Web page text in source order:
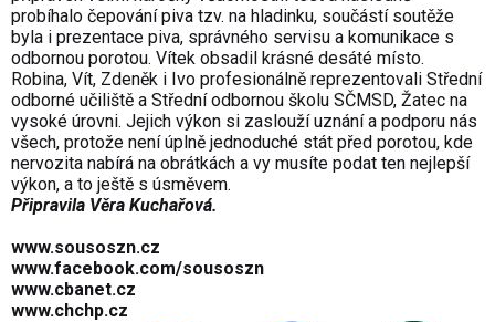
probíhalo čepování piva tzv. na hladinku, součástí soutěže
byla i prezentace piva, správného servisu a komunikace s
odbornou porotou. Vítek obsadil krásné desáté místo.
Robina, Vít, Zdeněk i Ivo profesionálně reprezentovali Střední
odborné učiliště a Střední odbornou školu SČMSD, Žatec na
vysoké úrovni. Jejich výkon si zaslouží uznání a podporu nás
všech, protože není úplně jednoduché stát před porotou, kde
nervozita nabírá na obrátkách a vy musíte podat ten nejlepší
výkon, a to ještě s úsměvem.
Připravila Věra Kuchařová.
www.sousoszn.cz
www.facebook.com/sousoszn
www.cbanet.cz
www.chchp.cz